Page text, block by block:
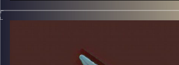
ספת הפסיכולוג, עם פרופסור בועז בן-
הירשברגר